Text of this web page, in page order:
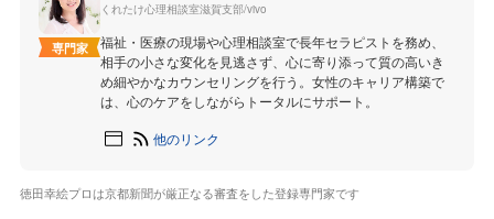
専門家
くれたけ心理相談室滋賀支部/vivo
福祉・医療の現場や心理相談室で長年セラピストを務め、
相手の小さな変化を見逃さず、心に寄り添って質の高いき
め細やかなカウンセリングを行う。女性のキャリア構築で
は、心のケアをしながらトータルにサポート。
他のリンク
徳田幸絵プロは京都新聞が厳正なる審査をした登録専門家です